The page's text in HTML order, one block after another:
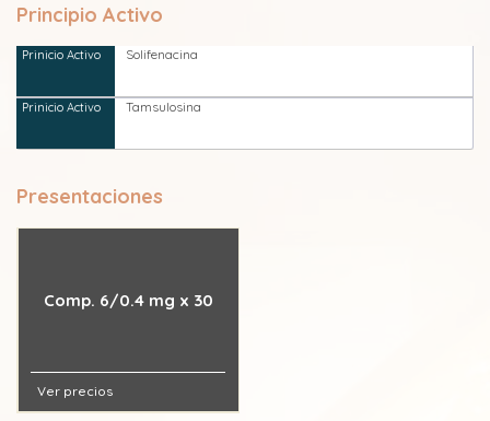
Principio Activo
Solifenacina
Tamsulosina
Presentaciones
Comp. 6/0.4 mg x 30
Ver precios